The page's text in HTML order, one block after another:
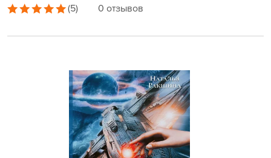
(5) 0 отзывов